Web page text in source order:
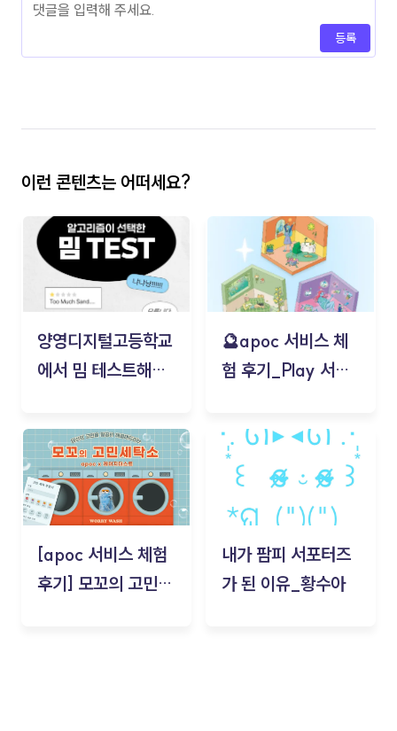
등록
이런 콘텐츠는 어떠세요?
양영디지털고등학교
에서 밈 테스트해보
🔮apoc 서비스 체
험 후기_Play 서비
김태현
[apoc 서비스 체험
후기] 모꼬의 고민세
내가 팜피 서포터즈
가 된 이유_황수아